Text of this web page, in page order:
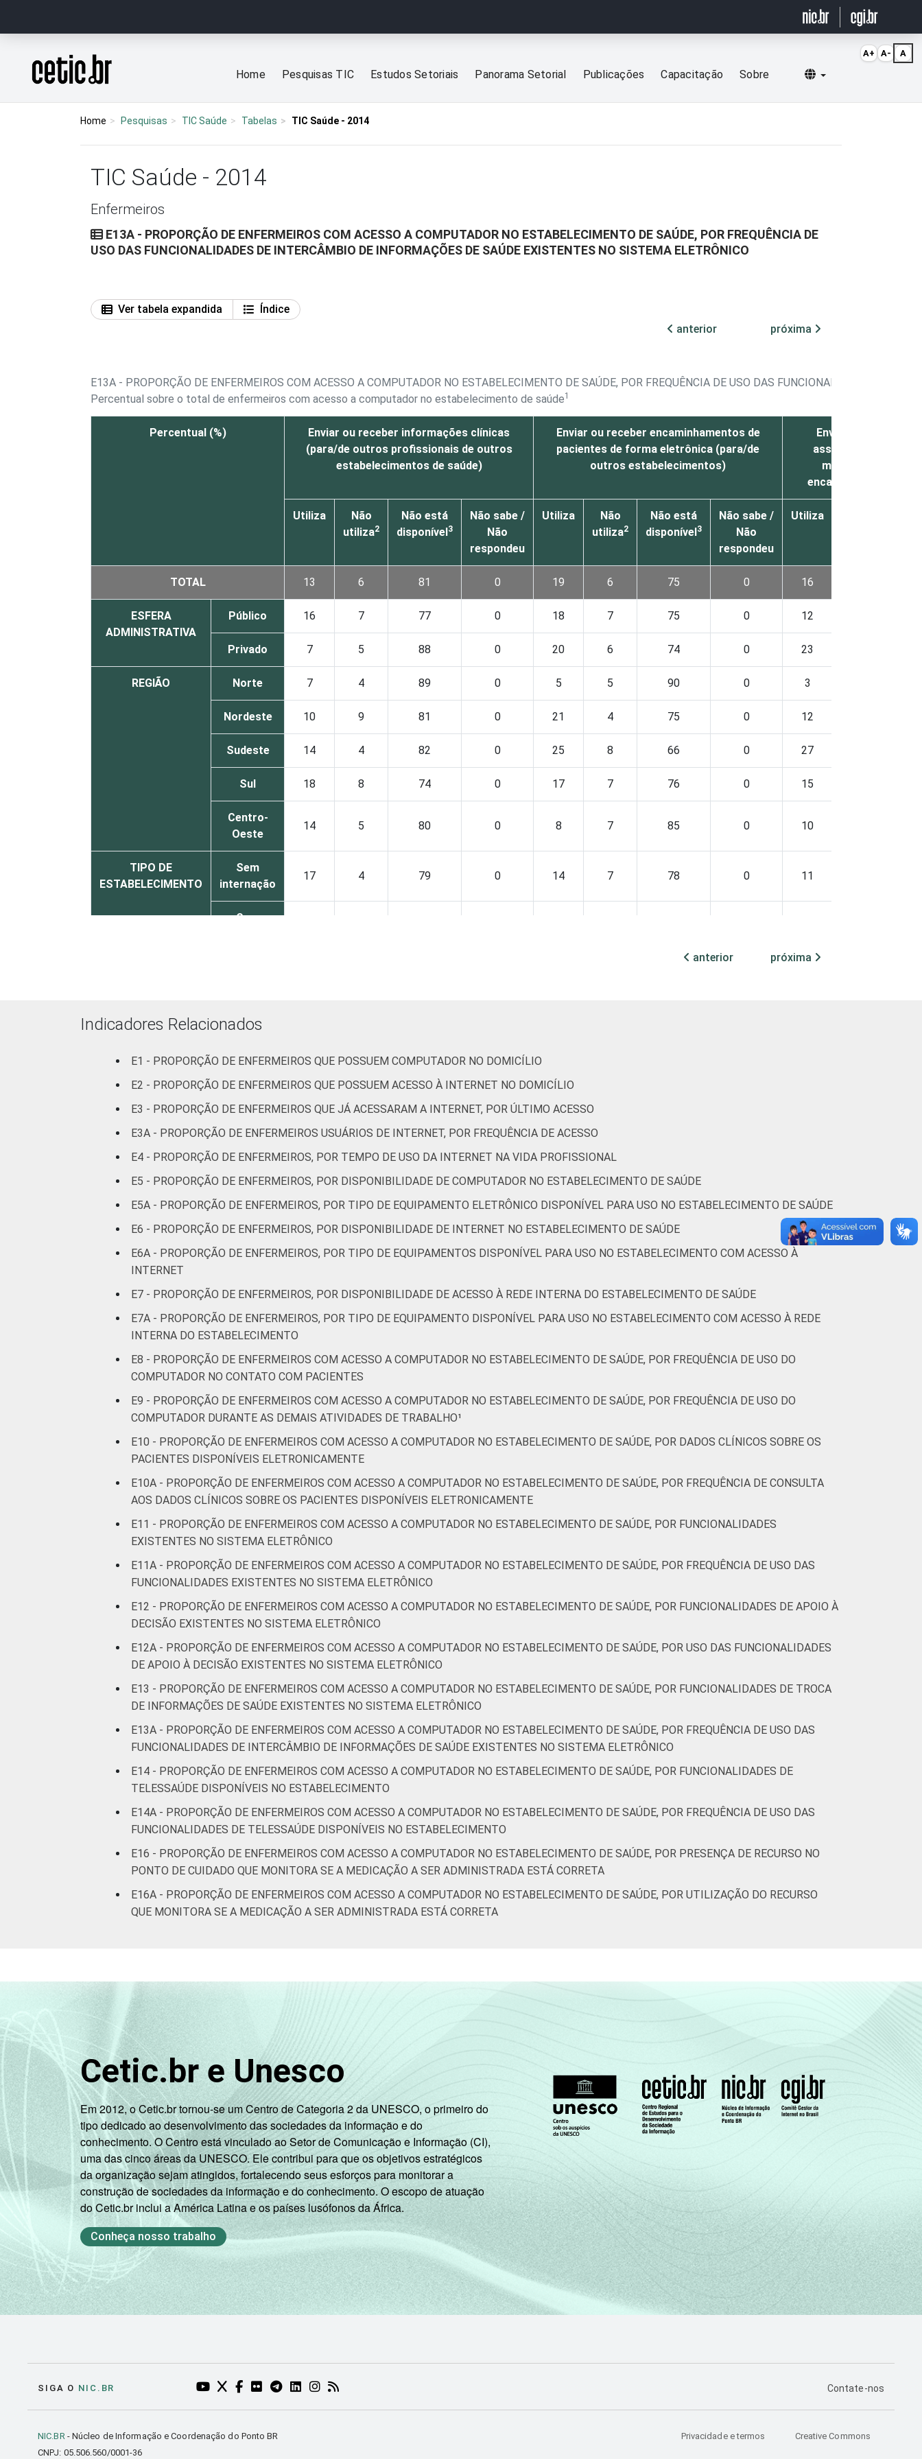
Página inicial
Home Pesquisas TIC Estudos Setoriais Panorama Setorial Publicações Capacitação Sobre Selecionar idioma
Home Pesquisas TIC Saúde Tabelas TIC Saúde - 2014
TIC Saúde - 2014
Enfermeiros
E13A - PROPORÇÃO DE ENFERMEIROS COM ACESSO A COMPUTADOR NO ESTABELECIMENTO DE SAÚDE, POR FREQUÊNCIA DE
USO DAS FUNCIONALIDADES DE INTERCÂMBIO DE INFORMAÇÕES DE SAÚDE EXISTENTES NO SISTEMA ELETRÔNICO
Ver tabela expandida
Índice
anterior
próxima
E13A - PROPORÇÃO DE ENFERMEIROS COM ACESSO A COMPUTADOR NO ESTABELECIMENTO DE SAÚDE, POR FREQUÊNCIA DE USO DAS FUNCIONALIDADES DE
Percentual sobre o total de enfermeiros com acesso a computador no estabelecimento de saúde1
Percentual (%)
Enviar ou receber informações clínicas
(para/de outros profissionais de outros
estabelecimentos de saúde)
Enviar ou receber encaminhamentos de
pacientes de forma eletrônica (para/de
outros estabelecimentos)
Enviar ou receber
assistência
momento em que
encaminhado a
Utiliza
Não
utiliza2
Não está
disponível 3
Não sabe /
Não
respondeu
Utiliza
Não
utiliza2
Não está
disponível 3
Não sabe /
Não
respondeu
Utiliza
TOTAL 13 6 81 0 19 6 75 0 16
ESFERA
ADMINISTRATIVA
Público 16 7 77 0 18 7 75 0 12
Privado 7 5 88 0 20 6 74 0 23
REGIÃO Norte 7 4 89 0 5 5 90 0 3
Nordeste 10 9 81 0 21 4 75 0 12
Sudeste 14 4 82 0 25 8 66 0 27
Sul 18 8 74 0 17 7 76 0 15
Centro-
Oeste
14 5 80 0 8 7 85 0 10
TIPO DE
ESTABELECIMENTO
Sem
internação
17 4 79 0 14 7 78 0 11
Com
internação
(mais de
FAIXA ETÁRIA
Até 30
10 4 86 0 9
31 a 40
anos
0
41 anos ou
mais
LOCALIZAÇÃO Capital 8 8 84 0 17 7 76 13 15
Base: 1.612 enfermeiros com acesso a computador no estabelecimento de saúde. Respostas estimuladas. Dados coletados entre setembro de
2014 e março de 2015.
Fonte: NIC.br - set 2014 / mar 2015
anterior próxima
Indicadores Relacionados
E1 - PROPORÇÃO DE ENFERMEIROS QUE POSSUEM COMPUTADOR NO DOMICÍLIO
E2 - PROPORÇÃO DE ENFERMEIROS QUE POSSUEM ACESSO À INTERNET NO DOMICÍLIO
E3 - PROPORÇÃO DE ENFERMEIROS QUE JÁ ACESSARAM A INTERNET, POR ÚLTIMO ACESSO
E3A - PROPORÇÃO DE ENFERMEIROS USUÁRIOS DE INTERNET, POR FREQUÊNCIA DE ACESSO
E4 - PROPORÇÃO DE ENFERMEIROS, POR TEMPO DE USO DA INTERNET NA VIDA PROFISSIONAL
E5 - PROPORÇÃO DE ENFERMEIROS, POR DISPONIBILIDADE DE COMPUTADOR NO ESTABELECIMENTO DE SAÚDE
E5A - PROPORÇÃO DE ENFERMEIROS, POR TIPO DE EQUIPAMENTO ELETRÔNICO DISPONÍVEL PARA USO NO ESTABELECIMENTO DE SAÚDE
E6 - PROPORÇÃO DE ENFERMEIROS, POR DISPONIBILIDADE DE INTERNET NO ESTABELECIMENTO DE SAÚDE
E6A - PROPORÇÃO DE ENFERMEIROS, POR TIPO DE EQUIPAMENTOS DISPONÍVEL PARA USO NO ESTABELECIMENTO COM ACESSO À
INTERNET
E7 - PROPORÇÃO DE ENFERMEIROS, POR DISPONIBILIDADE DE ACESSO À REDE INTERNA DO ESTABELECIMENTO DE SAÚDE
E7A - PROPORÇÃO DE ENFERMEIROS, POR TIPO DE EQUIPAMENTO DISPONÍVEL PARA USO NO ESTABELECIMENTO COM ACESSO À REDE
INTERNA DO ESTABELECIMENTO
E8 - PROPORÇÃO DE ENFERMEIROS COM ACESSO A COMPUTADOR NO ESTABELECIMENTO DE SAÚDE, POR FREQUÊNCIA DE USO DO
COMPUTADOR NO CONTATO COM PACIENTES
E9 - PROPORÇÃO DE ENFERMEIROS COM ACESSO A COMPUTADOR NO ESTABELECIMENTO DE SAÚDE, POR FREQUÊNCIA DE USO DO
COMPUTADOR DURANTE AS DEMAIS ATIVIDADES DE TRABALHO¹
E10 - PROPORÇÃO DE ENFERMEIROS COM ACESSO A COMPUTADOR NO ESTABELECIMENTO DE SAÚDE, POR DADOS CLÍNICOS SOBRE OS
PACIENTES DISPONÍVEIS ELETRONICAMENTE
E10A - PROPORÇÃO DE ENFERMEIROS COM ACESSO A COMPUTADOR NO ESTABELECIMENTO DE SAÚDE, POR FREQUÊNCIA DE CONSULTA
AOS DADOS CLÍNICOS SOBRE OS PACIENTES DISPONÍVEIS ELETRONICAMENTE
E11 - PROPORÇÃO DE ENFERMEIROS COM ACESSO A COMPUTADOR NO ESTABELECIMENTO DE SAÚDE, POR FUNCIONALIDADES
EXISTENTES NO SISTEMA ELETRÔNICO
E11A - PROPORÇÃO DE ENFERMEIROS COM ACESSO A COMPUTADOR NO ESTABELECIMENTO DE SAÚDE, POR FREQUÊNCIA DE USO DAS
FUNCIONALIDADES EXISTENTES NO SISTEMA ELETRÔNICO
E12 - PROPORÇÃO DE ENFERMEIROS COM ACESSO A COMPUTADOR NO ESTABELECIMENTO DE SAÚDE, POR FUNCIONALIDADES DE APOIO À
DECISÃO EXISTENTES NO SISTEMA ELETRÔNICO
E12A - PROPORÇÃO DE ENFERMEIROS COM ACESSO A COMPUTADOR NO ESTABELECIMENTO DE SAÚDE, POR USO DAS FUNCIONALIDADES
DE APOIO À DECISÃO EXISTENTES NO SISTEMA ELETRÔNICO
E13 - PROPORÇÃO DE ENFERMEIROS COM ACESSO A COMPUTADOR NO ESTABELECIMENTO DE SAÚDE, POR FUNCIONALIDADES DE TROCA
DE INFORMAÇÕES DE SAÚDE EXISTENTES NO SISTEMA ELETRÔNICO
E13A - PROPORÇÃO DE ENFERMEIROS COM ACESSO A COMPUTADOR NO ESTABELECIMENTO DE SAÚDE, POR FREQUÊNCIA DE USO DAS
FUNCIONALIDADES DE INTERCÂMBIO DE INFORMAÇÕES DE SAÚDE EXISTENTES NO SISTEMA ELETRÔNICO
E14 - PROPORÇÃO DE ENFERMEIROS COM ACESSO A COMPUTADOR NO ESTABELECIMENTO DE SAÚDE, POR FUNCIONALIDADES DE
TELESSAÚDE DISPONÍVEIS NO ESTABELECIMENTO
E14A - PROPORÇÃO DE ENFERMEIROS COM ACESSO A COMPUTADOR NO ESTABELECIMENTO DE SAÚDE, POR FREQUÊNCIA DE USO DAS
FUNCIONALIDADES DE TELESSAÚDE DISPONÍVEIS NO ESTABELECIMENTO
E16 - PROPORÇÃO DE ENFERMEIROS COM ACESSO A COMPUTADOR NO ESTABELECIMENTO DE SAÚDE, POR PRESENÇA DE RECURSO NO
PONTO DE CUIDADO QUE MONITORA SE A MEDICAÇÃO A SER ADMINISTRADA ESTÁ CORRETA
E16A - PROPORÇÃO DE ENFERMEIROS COM ACESSO A COMPUTADOR NO ESTABELECIMENTO DE SAÚDE, POR UTILIZAÇÃO DO RECURSO
QUE MONITORA SE A MEDICAÇÃO A SER ADMINISTRADA ESTÁ CORRETA
Cetic.br e Unesco
Em 2012, o Cetic.br tornou-se um Centro de Categoria 2 da UNESCO, o primeiro do
tipo dedicado ao desenvolvimento das sociedades da informação e do
conhecimento. O Centro está vinculado ao Setor de Comunicação e Informação (CI),
uma das cinco áreas da UNESCO. Ele contribui para que os objetivos estratégicos
da organização sejam atingidos, fortalecendo seus esforços para monitorar a
construção de sociedades da informação e do conhecimento. O escopo de atuação
do Cetic.br inclui a América Latina e os países lusófonos da África.
Conheça nosso trabalho
SIGA O NIC.BR YOUTUBE DO NIC.BR (ABRE EM NOVA ABA)
TWITTER DO NIC.BR (ABRE EM NOVA ABA)
FACEBOOK DO NIC.BR (ABRE EM NOVA ABA)
FLICKR DO NIC.BR (ABRE EM NOVA ABA)
TELEGRAM DO NIC.BR (ABRE EM NOVA ABA)
LINKEDIN DO NIC.BR (ABRE EM NOVA ABA)
INSTAGRAM DO NIC.BR (ABRE EM NOVA ABA)
RSS DO NIC.BR (ABRE EM NOVA ABA) PÁGINA DE
Contate-nos
NIC.BR- Núcleo de Informação e Coordenação do Ponto BR
CNPJ: 05.506.560/0001-36
Privacidade e termos Creative Commons
A+ A- A